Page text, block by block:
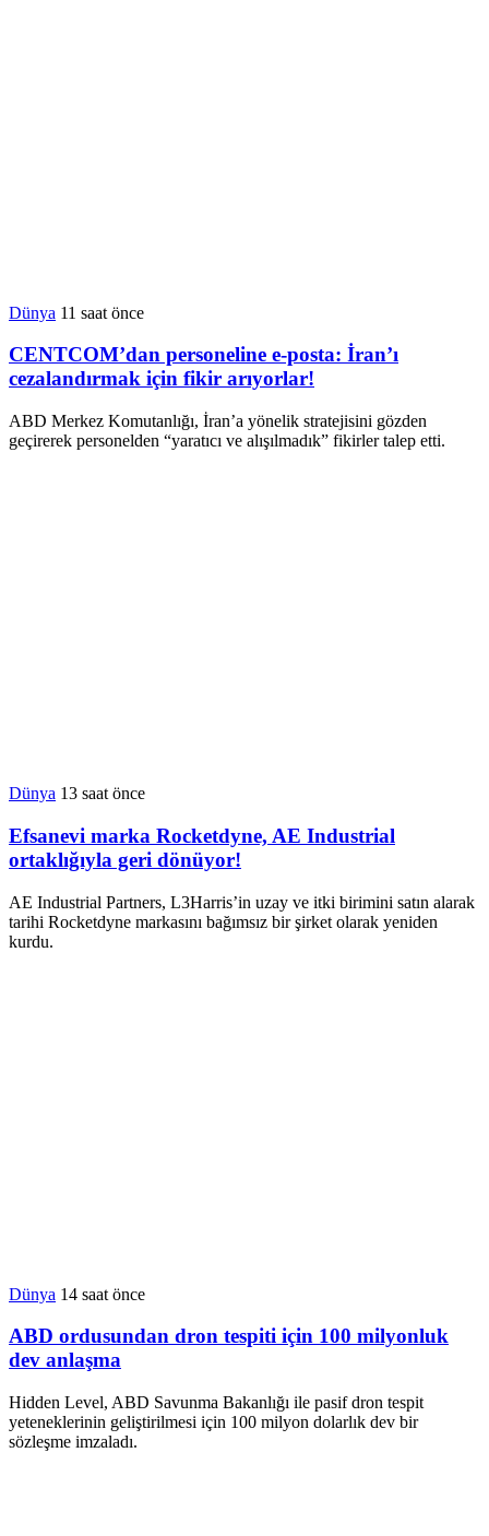
Dünya 11 saat önce
CENTCOM’dan personeline e-posta: İran’ı
cezalandırmak için fikir arıyorlar!
ABD Merkez Komutanlığı, İran’a yönelik stratejisini gözden
geçirerek personelden “yaratıcı ve alışılmadık” fikirler talep etti.
Dünya 13 saat önce
Efsanevi marka Rocketdyne, AE Industrial
ortaklığıyla geri dönüyor!
AE Industrial Partners, L3Harris’in uzay ve itki birimini satın alarak
tarihi Rocketdyne markasını bağımsız bir şirket olarak yeniden
kurdu.
Dünya 14 saat önce
ABD ordusundan dron tespiti için 100 milyonluk
dev anlaşma
Hidden Level, ABD Savunma Bakanlığı ile pasif dron tespit
yeteneklerinin geliştirilmesi için 100 milyon dolarlık dev bir
sözleşme imzaladı.